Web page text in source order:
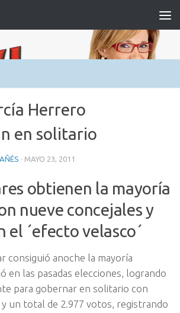
Herrero
en solitario
· MAYO 23, 2011
obtienen la mayoría
nueve concejales y
el ´efecto velasco´
consiguió anoche la mayoría
en las pasadas elecciones, logrando
para gobernar en solitario con
y un total de 2.977 votos, registrando